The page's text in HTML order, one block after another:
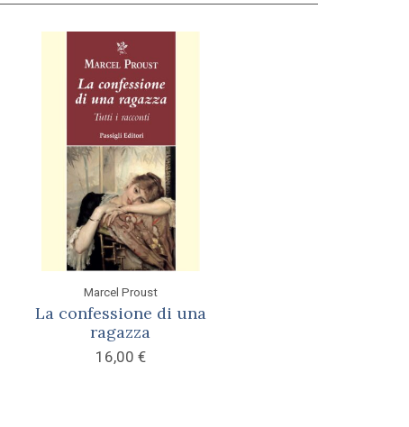
Marcel Proust
La confessione di una
ragazza
16,00 €